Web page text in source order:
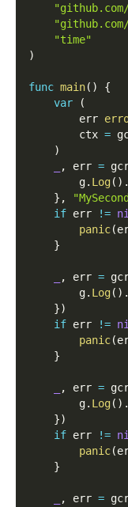
"time"
)
func main( )
{
var
(
        err
        ctx
=
)
, err =
        g
. Log( ) .
} ,
if err !=
panic(
}
, err =
        g
. Log( ) .
})
if err !=
panic(
}
, err =
        g
. Log( ) .
})
if err !=
panic(
}
, err =